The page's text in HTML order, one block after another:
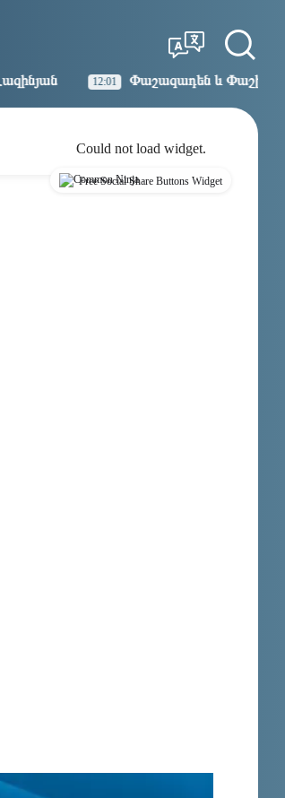
Փաշազադեն և Փաշինյանն ընդդեմ Հայ
Could not load widget.
Free Social Share Buttons Widget